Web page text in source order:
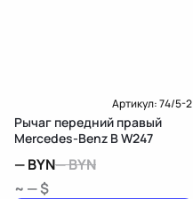
Артикул:74/5-2
Рычаг передний правый
Mercedes-Benz B W247
—BYN—BYN
~ — $